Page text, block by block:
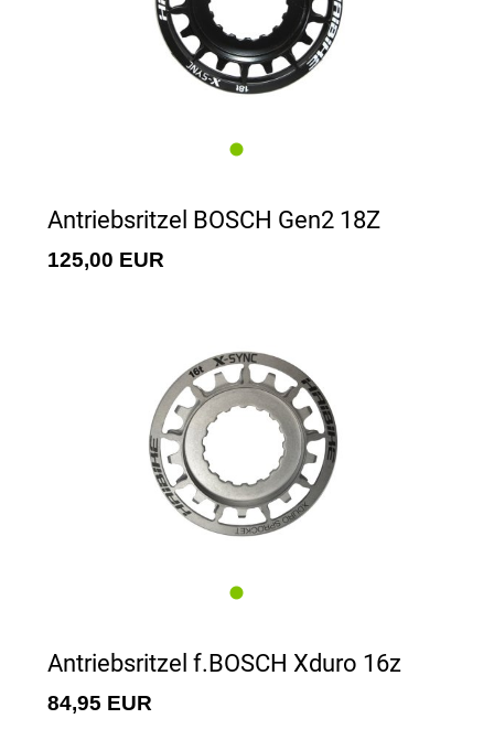
Antriebsritzel BOSCH Gen2 18Z
125,00 EUR
Antriebsritzel f.BOSCH Xduro 16z
84,95 EUR